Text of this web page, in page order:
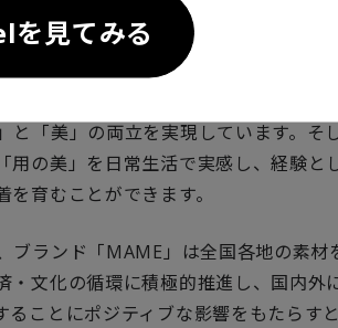
KUROGOUCHIは、低価格でコスパの
と「美」の両立を実現しています。そ
用の美」を日常生活で実感し、経験と
育むことができます。
ブランド「MAME」は全国各地の素材
・文化の循環に積極的推進し、国内外
ることにポジティブな影響をもたらす
見てみる